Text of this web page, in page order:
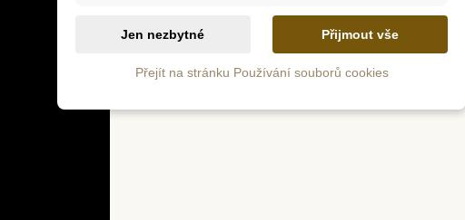
Jen nezbytné Přijmout vše
Přejít na stránku Používání souborů cookies